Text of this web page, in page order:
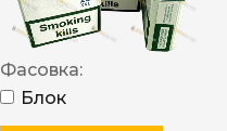
Фасовка:
Блок